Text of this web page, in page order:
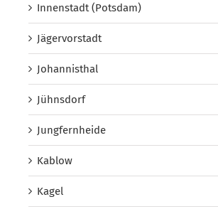
Innenstadt (Potsdam)
Jägervorstadt
Johannisthal
Jühnsdorf
Jungfernheide
Kablow
Kagel